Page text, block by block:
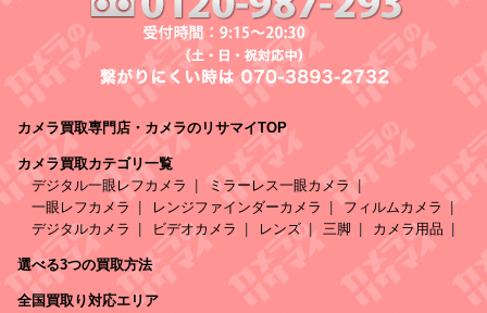
カメラ買取専門店・カメラのリサマイTOP
カメラ買取カテゴリ一覧
デジタル一眼レフカメラ
ミラーレス一眼カメラ
一眼レフカメラ
レンジファインダーカメラ
フィルムカメラ
デジタルカメラ
ビデオカメラ レンズ 三脚 カメラ用品
選べる3つの買取方法
全国買取り対応エリア